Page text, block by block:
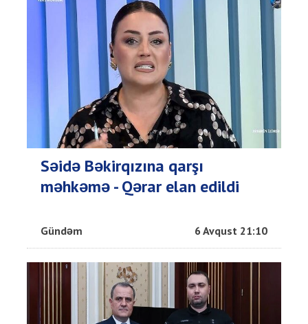
Səidə Bəkirqızına qarşı
məhkəmə - Qərar elan edildi
Gündəm 6 Avqust 21:10